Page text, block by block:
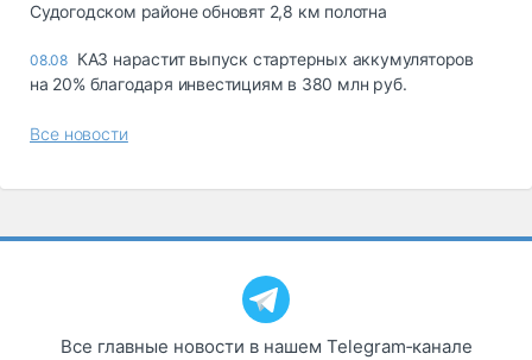
Судогодском районе обновят 2,8 км полотна
08.08 КАЗ нарастит выпуск стартерных аккумуляторов
на 20% благодаря инвестициям в 380 млн руб.
Все новости
Все главные новости в нашем Telegram‑канале